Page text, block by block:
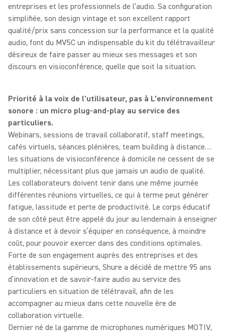
entreprises et les professionnels de l’audio. Sa configuration
simplifiée, son design vintage et son excellent rapport
qualité/prix sans concession sur la performance et la qualité
audio, font du MV5C un indispensable du kit du télétravailleur
désireux de faire passer au mieux ses messages et son
discours en visioconférence, quelle que soit la situation.
Priorité à la voix de l'utilisateur, pas à L’environnement
sonore : un micro plug-and-play au service des
particuliers.
Webinars, sessions de travail collaboratif, staff meetings,
cafés virtuels, séances plénières, team building à distance…
les situations de visioconférence à domicile ne cessent de se
multiplier, nécessitant plus que jamais un audio de qualité.
Les collaborateurs doivent tenir dans une même journée
différentes réunions virtuelles, ce qui à terme peut générer
fatigue, lassitude et perte de productivité. Le corps éducatif
de son côté peut être appelé du jour au lendemain à enseigner
à distance et à devoir s’équiper en conséquence, à moindre
coût, pour pouvoir exercer dans des conditions optimales.
Forte de son engagement auprès des entreprises et des
établissements supérieurs, Shure a décidé de mettre 95 ans
d’innovation et de savoir-faire audio au service des
particuliers en situation de télétravail, afin de les
accompagner au mieux dans cette nouvelle ère de
collaboration virtuelle.
Dernier né de la gamme de microphones numériques MOTIV,